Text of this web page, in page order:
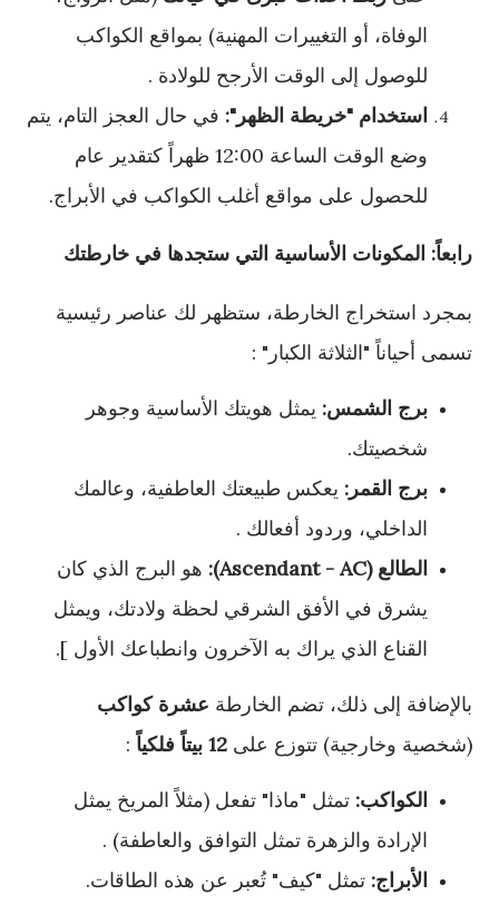
الوفاة، أو التغييرات المهنية) بمواقع الكواكب
للوصول إلى الوقت الأرجح للولادة .
استخدام "خريطة الظهر": في حال العجز التام، يتم
وضع الوقت الساعة 12:00 ظهراً كتقدير عام
للحصول على مواقع أغلب الكواكب في الأبراج.
رابعاً: المكونات الأساسية التي ستجدها في خارطتك
بمجرد استخراج الخارطة، ستظهر لك عناصر رئيسية
تسمى أحياناً "الثلاثة الكبار" :
برج الشمس: يمثل هويتك الأساسية وجوهر
شخصيتك.
برج القمر: يعكس طبيعتك العاطفية، وعالمك
الداخلي، وردود أفعالك .
الطالع (Ascendant - AC):
هو البرج الذي كان
يشرق في الأفق الشرقي لحظة ولادتك، ويمثل
القناع الذي يراك به الآخرون وانطباعك الأول ].
بالإضافة إلى ذلك، تضم الخارطة عشرة كواكب
(شخصية وخارجية) تتوزع على 12 بيتاً فلكياً :
الكواكب: تمثل "ماذا" تفعل (مثلاً المريخ يمثل
الإرادة والزهرة تمثل التوافق والعاطفة) .
الأبراج: تمثل "كيف" تُعبر عن هذه الطاقات.